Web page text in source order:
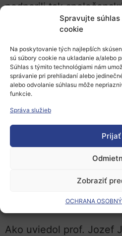
Spravujte súhlas
cookie
Na poskytovanie tých najlepších
sú súbory cookie na ukladanie a/alebo
Súhlas s týmito technológiami nám
správanie pri prehliadaní alebo
alebo odvolanie súhlasu môže
funkcie.
Správa služieb
Prijať
Zobraziť
OCHRANA
podporili tak
kultúrny a
prosperitu krajiny.
Ako konštatoval prof.
predseda SAV:„Podpis
považujem za
veľmi blízky vzťah k
priemyslu. SAV bude od
transformovaná na
inštitúciu a skúsenosti,
všetkých veľmi
Ako uviedol prof. Jozef